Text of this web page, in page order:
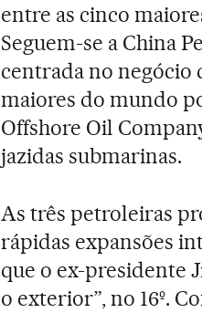
entre as cinco
Seguem-se a China
centrada no negócio
maiores do mundo
Offshore Oil
jazidas submarinas.
As três petroleiras
rápidas expansões
que o ex-presidente
o exterior”, no 16º.